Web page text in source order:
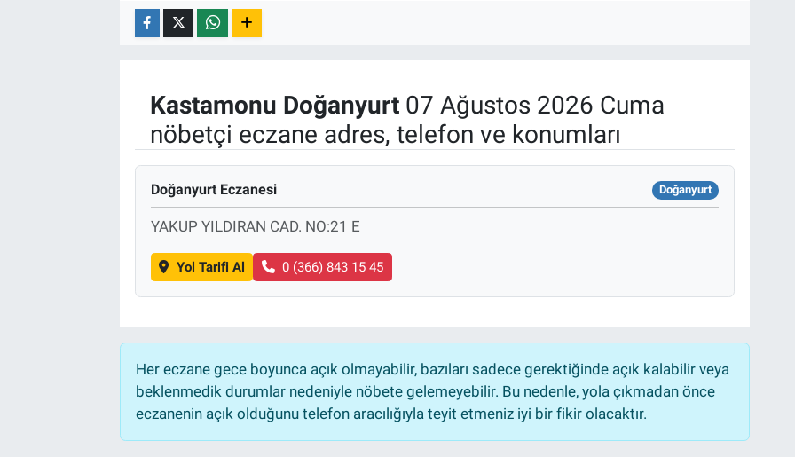
Kastamonu Doğanyurt07 Ağustos 2026 Cuma
nöbetçi eczane adres, telefon ve konumları
Doğanyurt Eczanesi Doğanyurt
YAKUP YILDIRAN CAD. NO:21 E
Yol Tarifi Al 0 (366) 843 15 45
Her eczane gece boyunca açık olmayabilir, bazıları sadece gerektiğinde açık kalabilir veya
beklenmedik durumlar nedeniyle nöbete gelemeyebilir. Bu nedenle, yola çıkmadan önce
eczanenin açık olduğunu telefon aracılığıyla teyit etmeniz iyi bir fikir olacaktır.